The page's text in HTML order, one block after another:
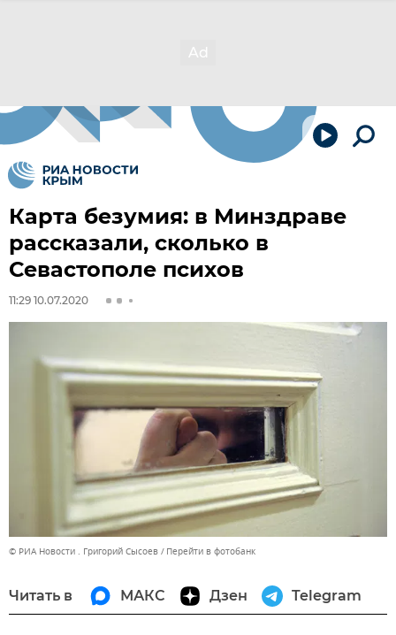
Карта безумия: в Минздраве
рассказали, сколько в
Севастополе психов
11:29 10.07.2020
© РИА Новости . Григорий Сысоев Перейти в фотобанк
Читать в МАКС Дзен Telegram